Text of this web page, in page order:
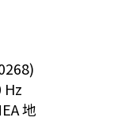
Hz
地